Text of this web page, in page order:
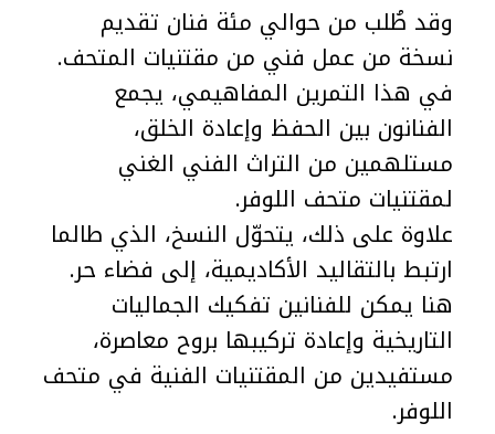
وقد طُلب من حوالي مئة فنان تقديم
نسخة من عمل فني من مقتنيات المتحف.
في هذا التمرين المفاهيمي، يجمع
الفنانون بين الحفظ وإعادة الخلق،
مستلهمين من التراث الفني الغني
لمقتنيات متحف اللوفر.
علاوة على ذلك، يتحوّل النسخ، الذي طالما
ارتبط بالتقاليد الأكاديمية، إلى فضاء حر.
هنا يمكن للفنانين تفكيك الجماليات
التاريخية وإعادة تركيبها بروح معاصرة،
مستفيدين من المقتنيات الفنية في متحف
اللوفر.